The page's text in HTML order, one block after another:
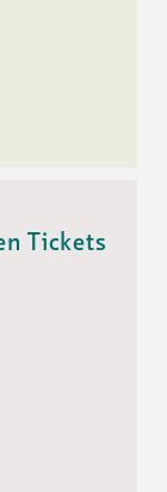
Tickets